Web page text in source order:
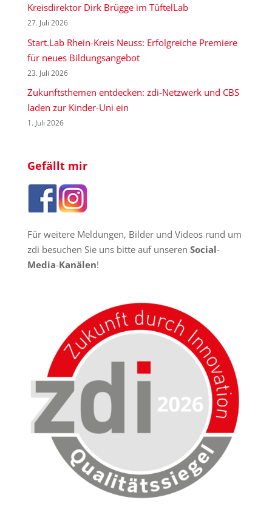
Kreisdirektor Dirk Brügge im TüftelLab
27. Juli 2026
Start.Lab Rhein-Kreis Neuss: Erfolgreiche Premiere
für neues Bildungsangebot
23. Juli 2026
Zukunftsthemen entdecken: zdi-Netzwerk und CBS
laden zur Kinder-Uni ein
1. Juli 2026
Gefällt mir
Für weitere Meldungen, Bilder und Videos rund um
zdi besuchen Sie uns bitte auf unseren Social-
Media-Kanälen!